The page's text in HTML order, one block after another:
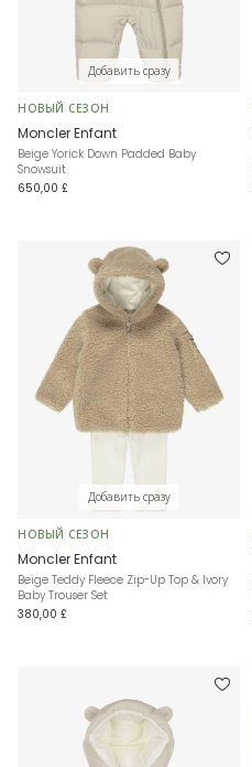
Добавить сразу
НОВЫЙ СЕЗОН
Moncler Enfant
Beige Yorick Down Padded Baby
Snowsuit
650,00 £
Добавить сразу
НОВЫЙ СЕЗОН
Moncler Enfant
Beige Teddy Fleece Zip-Up Top & Ivory
Baby Trouser Set
380,00 £